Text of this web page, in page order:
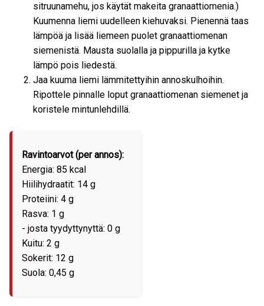
sitruunamehu, jos käytät makeita granaattiomenia.)
Kuumenna liemi uudelleen kiehuvaksi. Pienennä taas
lämpöä ja lisää liemeen puolet granaattiomenan
siemenistä. Mausta suolalla ja pippurilla ja kytke
lämpö pois liedestä.
Jaa kuuma liemi lämmitettyihin annoskulhoihin.
Ripottele pinnalle loput granaattiomenan siemenet ja
koristele mintunlehdillä.
Ravintoarvot (per annos):
Energia: 85 kcal
Hiilihydraatit: 14 g
Proteiini: 4 g
Rasva: 1 g
- josta tyydyttynyttä: 0 g
Kuitu: 2 g
Sokerit: 12 g
Suola: 0,45 g